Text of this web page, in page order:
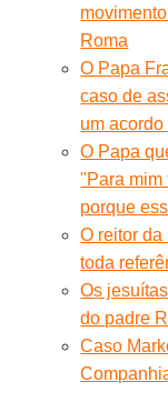
Roma
O Papa
caso de
um
O Papa
"Para mim
porque
O reitor
toda
Os
do padre
Caso